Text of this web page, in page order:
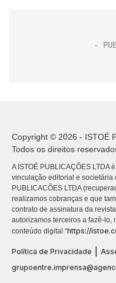
Copyright © 2026 - ISTOÉ
Todos os direitos
A ISTOÉ PUBLICAÇÕES LTDA
vinculação editorial e societária
PUBLICACÕES LTDA
realizamos cobranças e que
contrato de assinatura da
autorizamos terceiros a fazê-
conteúdo digital “https://
Política de Privacidade